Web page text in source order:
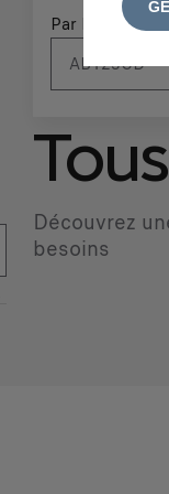
Par N°
Découvrez
besoins